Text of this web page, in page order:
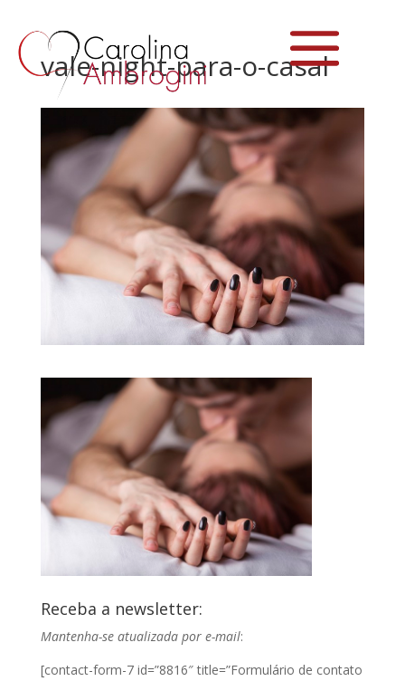
vale-night-para-o-casal
Receba a newsletter:
Mantenha-se atualizada por e-mail:
[contact-form-7 id=”8816″ title=”Formulário de contato